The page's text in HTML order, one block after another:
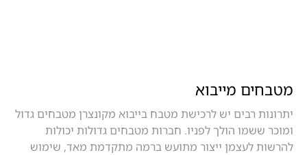
מטבחים מייבוא
יתרונות רבים יש לרכישת מטבח בייבוא מקונצרן מטבחים גדול
ומוכר ששמו הולך לפניו. חברות מטבחים גדולות יכולות
להרשות לעצמן ייצור מתועש ברמה מתקדמת מאד, שימוש